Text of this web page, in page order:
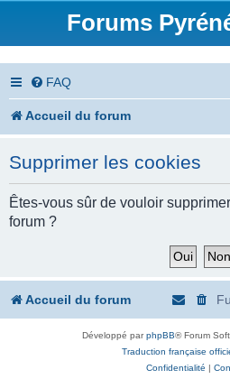
Forums
FAQ
Accueil du forum
Supprimer les cookies
Êtes-vous sûr de vouloir
forum ?
Accueil du forum
Développé parphpBB® Forum
Traduction française
Confidentialité |